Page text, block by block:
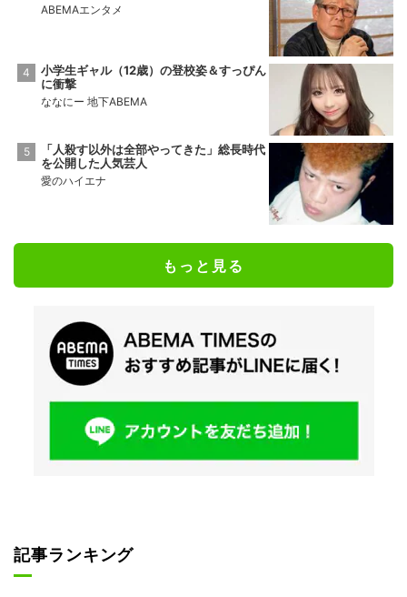
ABEMAエンタメ
小学生ギャル（12歳）の登校姿＆すっぴん
に衝撃
ななにー 地下ABEMA
「人殺す以外は全部やってきた」総長時代
を公開した人気芸人
愛のハイエナ
もっと見る
記事ランキング